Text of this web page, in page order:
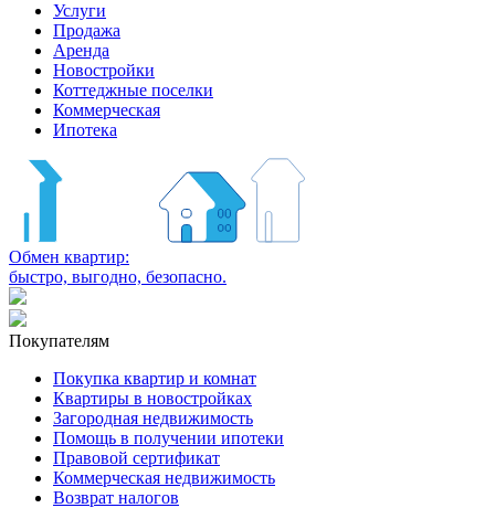
Услуги
Продажа
Аренда
Новостройки
Коттеджные поселки
Коммерческая
Ипотека
Обмен квартир:
быстро, выгодно, безопасно.
Покупателям
Покупка квартир и комнат
Квартиры в новостройках
Загородная недвижимость
Помощь в получении ипотеки
Правовой сертификат
Коммерческая недвижимость
Возврат налогов